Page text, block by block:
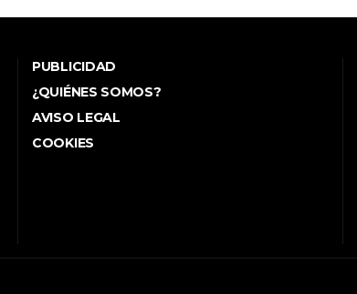
PUBLICIDAD
¿QUIÉNES SOMOS?
AVISO LEGAL
COOKIES